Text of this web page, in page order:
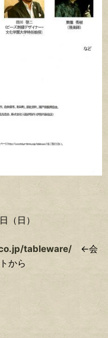
日（日）
tableware/ ←会
から